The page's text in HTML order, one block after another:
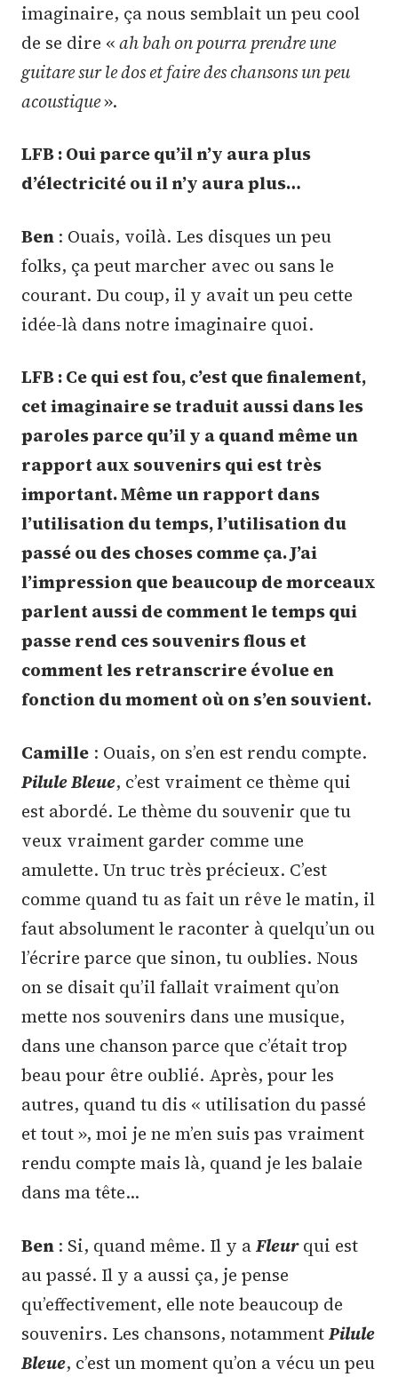
imaginaire, ça nous semblait un peu cool
de se dire «ah bah on pourra prendre une
guitare sur le dos et faire des chansons un peu
acoustique».
LFB : Oui parce qu’il n’y aura plus
d’électricité ou il n’y aura plus…
Ben : Ouais, voilà. Les disques un peu
folks, ça peut marcher avec ou sans le
courant. Du coup, il y avait un peu cette
idée-là dans notre imaginaire quoi.
LFB : Ce qui est fou, c’est que finalement,
cet imaginaire se traduit aussi dans les
paroles parce qu’il y a quand même un
rapport aux souvenirs qui est très
important. Même un rapport dans
l’utilisation du temps, l’utilisation du
passé ou des choses comme ça. J’ai
l’impression que beaucoup de morceaux
parlent aussi de comment le temps qui
passe rend ces souvenirs flous et
comment les retranscrire évolue en
fonction du moment où on s’en souvient.
Camille : Ouais, on s’en est rendu compte.
Pilule Bleue, c’est vraiment ce thème qui
est abordé. Le thème du souvenir que tu
veux vraiment garder comme une
amulette. Un truc très précieux. C’est
comme quand tu as fait un rêve le matin, il
faut absolument le raconter à quelqu’un ou
l’écrire parce que sinon, tu oublies. Nous
on se disait qu’il fallait vraiment qu’on
mette nos souvenirs dans une musique,
dans une chanson parce que c’était trop
beau pour être oublié. Après, pour les
autres, quand tu dis « utilisation du passé
et tout », moi je ne m’en suis pas vraiment
rendu compte mais là, quand je les balaie
dans ma tête…
Ben : Si, quand même. Il y aFleurqui est
au passé. Il y a aussi ça, je pense
qu’effectivement, elle note beaucoup de
souvenirs. Les chansons, notammentPilule
Bleue, c’est un moment qu’on a vécu un peu